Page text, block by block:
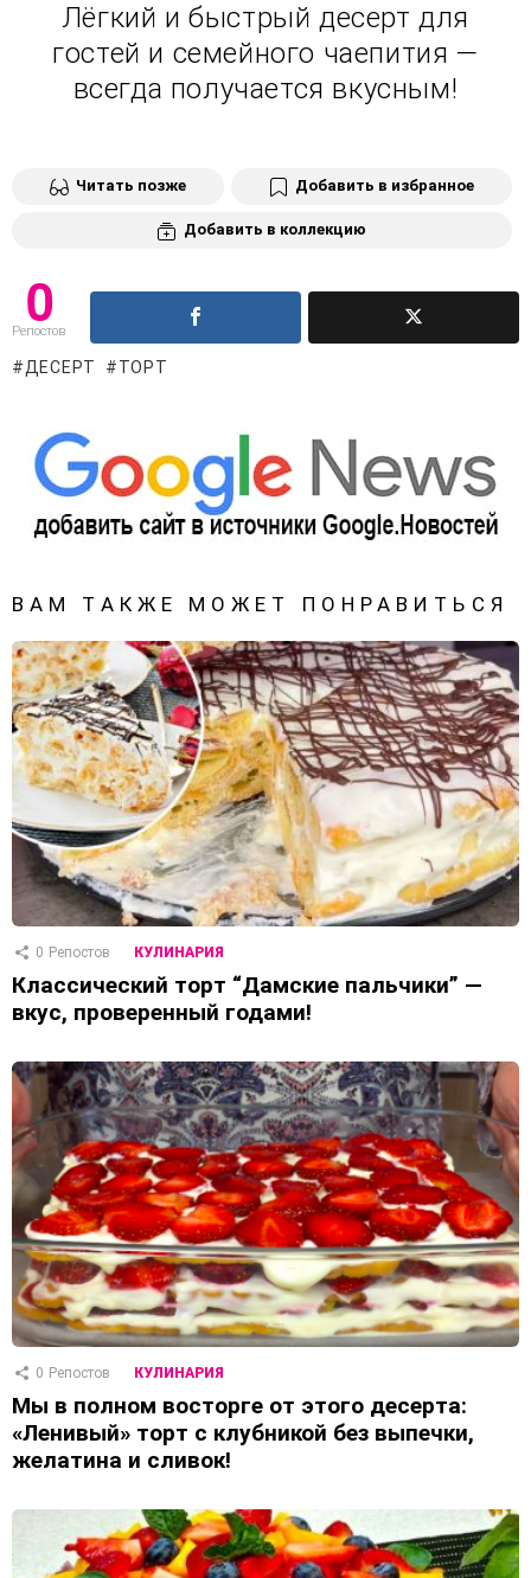
Лёгкий и быстрый десерт для
гостей и семейного чаепития —
всегда получается вкусным!
Читать позже Добавить в избранное
Добавить в коллекцию
0
Репостов
ДЕСЕРТ ТОРТ
ВАМ ТАКЖЕ МОЖЕТ ПОНРАВИТЬСЯ
0 Репостов КУЛИНАРИЯ
Классический торт “Дамские пальчики” —
вкус, проверенный годами!
0 Репостов КУЛИНАРИЯ
Мы в полном восторге от этого десерта:
«Ленивый» торт с клубникой без выпечки,
желатина и сливок!